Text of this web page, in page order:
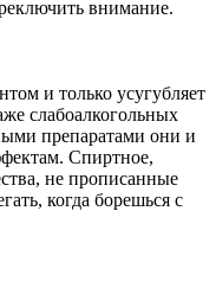
внимание.
и только усугубляет
слабоалкогольных
препаратами они и
Спиртное,
не прописанные
когда борешься с